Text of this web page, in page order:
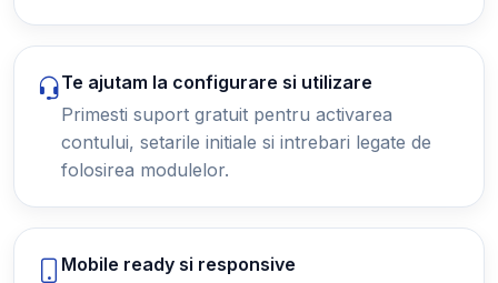
Te ajutam la configurare si utilizare
Primesti suport gratuit pentru activarea
contului, setarile initiale si intrebari legate de
folosirea modulelor.
Mobile ready si responsive